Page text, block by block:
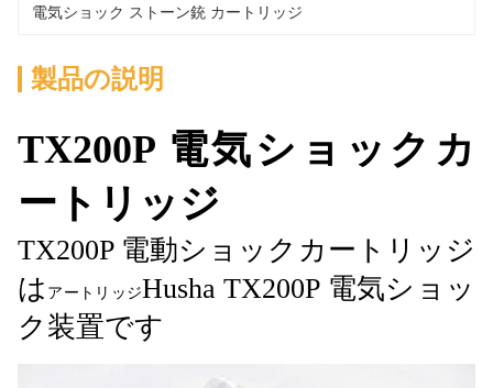
電気ショック ストーン銃 カートリッジ
製品の説明
TX200P 電気ショックカ
ートリッジ
TX200P 電動ショックカートリッジ
は アートリッジHusha TX200P 電気ショッ
ク装置です